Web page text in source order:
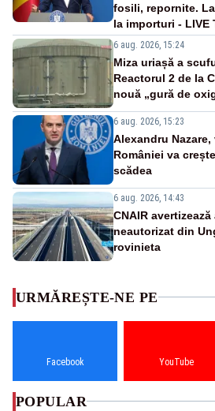
fosili, repornite.
la importuri - LIVE
6 aug. 2026, 15:24
Miza uriașă a
Reactorul 2 de la
nouă „gură de
6 aug. 2026, 15:23
Alexandru
României va
scădea
6 aug. 2026, 14:43
CNAIR
neautorizat din
rovinieta
URMĂREȘTE-NE PE
Facebook YouTube
POPULAR